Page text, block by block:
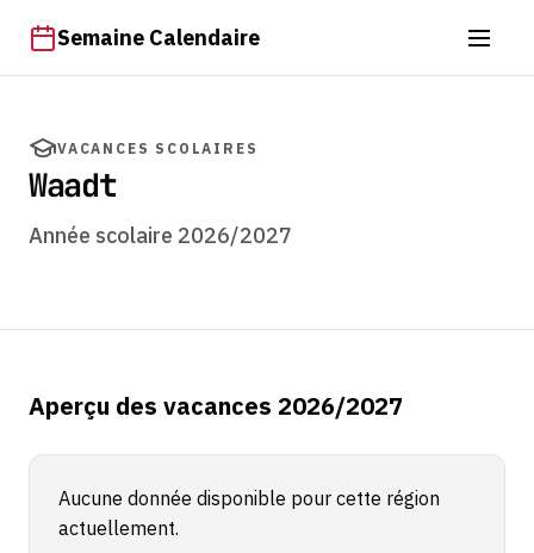
Semaine Calendaire
VACANCES SCOLAIRES
Waadt
Année scolaire 2026/2027
Aperçu des vacances 2026/2027
Aucune donnée disponible pour cette région
actuellement.